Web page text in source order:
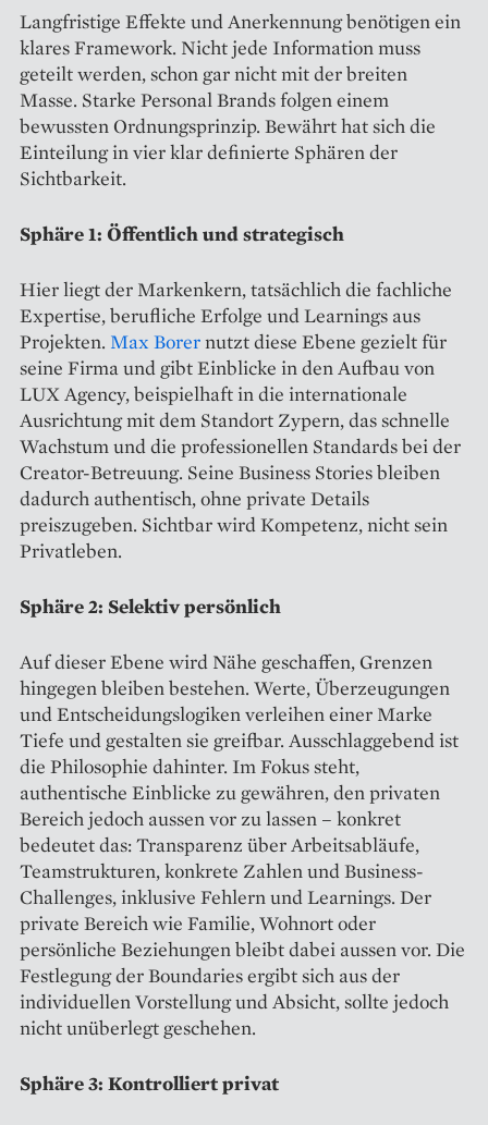
Langfristige Effekte und Anerkennung benötigen ein
klares Framework. Nicht jede Information muss
geteilt werden, schon gar nicht mit der breiten
Masse. Starke Personal Brands folgen einem
bewussten Ordnungsprinzip. Bewährt hat sich die
Einteilung in vier klar definierte Sphären der
Sichtbarkeit.
Sphäre 1: Öffentlich und strategisch
Hier liegt der Markenkern, tatsächlich die fachliche
Expertise, berufliche Erfolge und Learnings aus
Projekten. Max Borernutzt diese Ebene gezielt für
seine Firma und gibt Einblicke in den Aufbau von
LUX Agency, beispielhaft in die internationale
Ausrichtung mit dem Standort Zypern, das schnelle
Wachstum und die professionellen Standards bei der
Creator-Betreuung. Seine Business Stories bleiben
dadurch authentisch, ohne private Details
preiszugeben. Sichtbar wird Kompetenz, nicht sein
Privatleben.
Sphäre 2: Selektiv persönlich
Auf dieser Ebene wird Nähe geschaffen, Grenzen
hingegen bleiben bestehen. Werte, Überzeugungen
und Entscheidungslogiken verleihen einer Marke
Tiefe und gestalten sie greifbar. Ausschlaggebend ist
die Philosophie dahinter. Im Fokus steht,
authentische Einblicke zu gewähren, den privaten
Bereich jedoch aussen vor zu lassen – konkret
bedeutet das: Transparenz über Arbeitsabläufe,
Teamstrukturen, konkrete Zahlen und Business-
Challenges, inklusive Fehlern und Learnings. Der
private Bereich wie Familie, Wohnort oder
persönliche Beziehungen bleibt dabei aussen vor. Die
Festlegung der Boundaries ergibt sich aus der
individuellen Vorstellung und Absicht, sollte jedoch
nicht unüberlegt geschehen.
Sphäre 3: Kontrolliert privat